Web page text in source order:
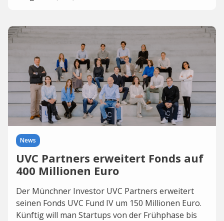
News
UVC Partners erweitert Fonds auf
400 Millionen Euro
Der Münchner Investor UVC Partners erweitert
seinen Fonds UVC Fund IV um 150 Millionen Euro.
Künftig will man Startups von der Frühphase bis